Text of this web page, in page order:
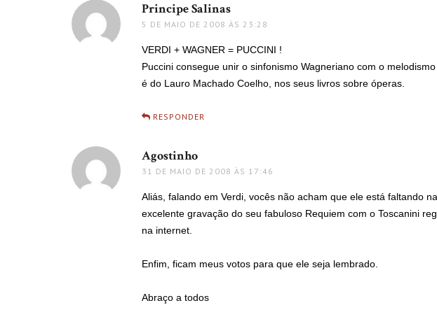
Principe Salinas
5 DE MAIO DE 2008 ÀS 23:28
VERDI + WAGNER = PUCCINI !
Puccini consegue unir o sinfonismo Wagneriano com o
é do Lauro Machado Coelho, nos seus livros sobre óperas.
RESPONDER
Agostinho
31 DE MAIO DE 2008 ÀS 17:46
Aliás, falando em Verdi, vocês não acham que ele está faltando
excelente gravação do seu fabuloso Requiem com o Toscanini
na internet.
Enfim, ficam meus votos para que ele seja lembrado.
Abraço a todos